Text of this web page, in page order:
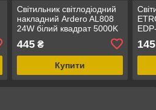
Cвiтильник свiтлодiодний
накладний Ardero AL808
24W білий квадрат 5000K
445₴
Купити
145